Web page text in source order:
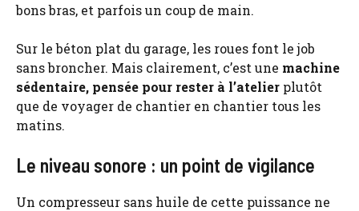
bons bras, et parfois un coup de main.
Sur le béton plat du garage, les roues font le job
sans broncher. Mais clairement, c’est une machine
sédentaire, pensée pour rester à l’atelier plutôt
que de voyager de chantier en chantier tous les
matins.
Le niveau sonore : un point de vigilance
Un compresseur sans huile de cette puissance ne